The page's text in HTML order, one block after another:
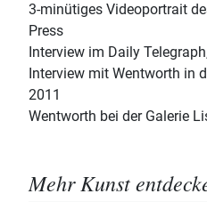
3-minütiges Videoportrait
Press
Interview im Daily
Interview mit Wentworth in
2011
Wentworth bei der Galerie
Mehr Kunst